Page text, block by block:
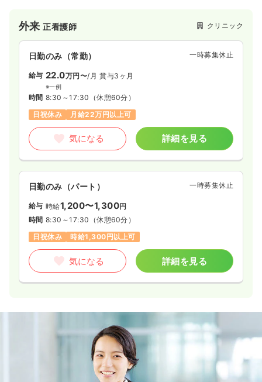
（日帰りポリープ切除対応）に注力しています。
外来正看護師 クリニック
日勤のみ（常勤） 一時募集休止
給与 22.0万円〜/月 賞与3ヶ月
※一例
時間 8:30～17:30 （休憩60分）
日祝休み
月給22万円以上可
気になる 詳細を見る
日勤のみ（パート） 一時募集休止
給与 時給1,200〜1,300円
時間 8:30～17:30 （休憩60分）
日祝休み
時給1,300円以上可
気になる 詳細を見る